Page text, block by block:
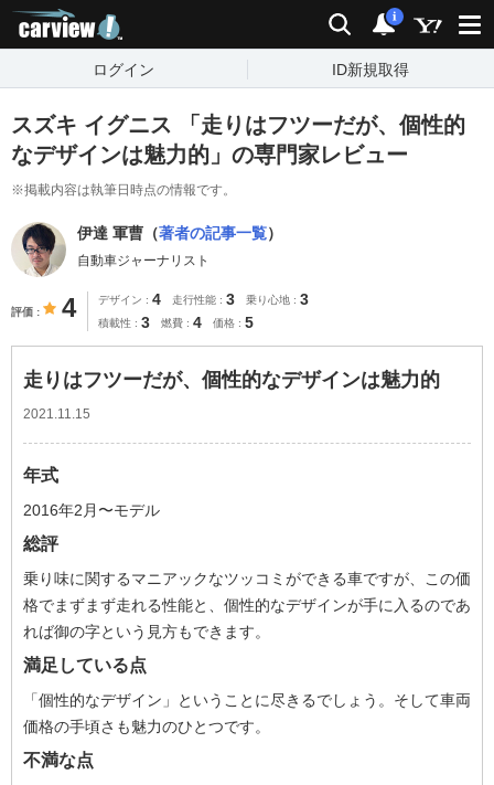
検索 通知
i
ログイン ID新規取得
スズキ イグニス 「走りはフツーだが、個性的
なデザインは魅力的」の専門家レビュー
※掲載内容は執筆日時点の情報です。
伊達 軍曹（著者の記事一覧）
自動車ジャーナリスト
評価 4 デザイン 4 走行性能 3 乗り心地 3
積載性 3 燃費 4 価格 5
走りはフツーだが、個性的なデザインは魅力的
2021.11.15
年式
2016年2月〜モデル
総評
乗り味に関するマニアックなツッコミができる車ですが、この価
格でまずまず走れる性能と、個性的なデザインが手に入るのであ
れば御の字という見方もできます。
満足している点
「個性的なデザイン」ということに尽きるでしょう。そして車両
価格の手頃さも魅力のひとつです。
不満な点